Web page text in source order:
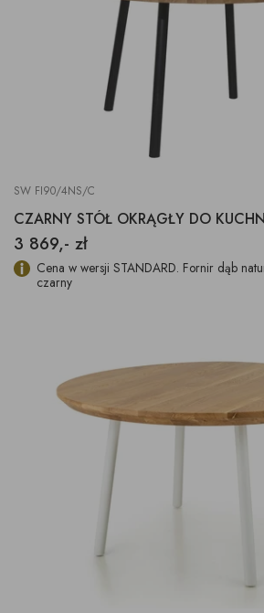
SW FI90/4NS/C
CZARNY STÓŁ OKRĄGŁY DO
3 869,- zł
Cena w wersji STANDARD. Fornir dąb
czarny